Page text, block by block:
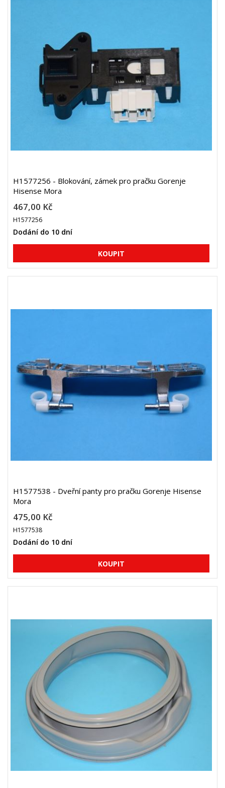
H1577256 - Blokování, zámek pro pračku Gorenje
Hisense Mora
467,00 Kč
H1577256
Dodání do 10 dní
H1577538 - Dveřní panty pro pračku Gorenje Hisense
Mora
475,00 Kč
H1577538
Dodání do 10 dní